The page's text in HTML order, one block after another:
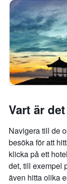
Vart är
Navigera till de
besöka för att
klicka på ett
det, till exempel
även hitta olika